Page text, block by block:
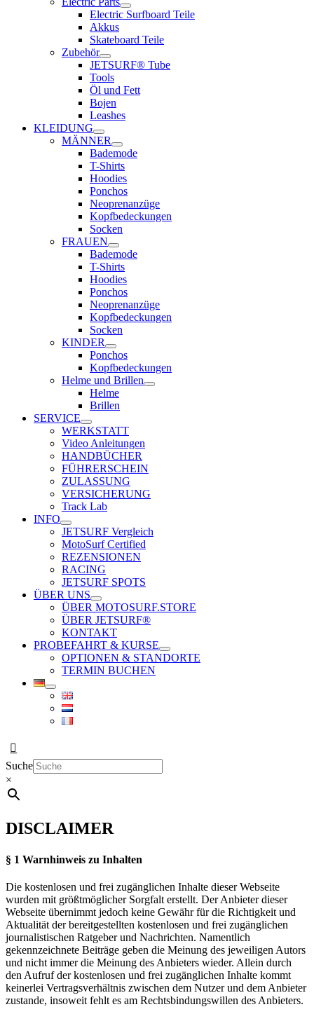
Electric Surfboard Teile
Akkus
Skateboard Teile
Zubehör
JETSURF® Tube
Tools
Öl und Fett
Bojen
Leashes
KLEIDUNG
MÄNNER
Bademode
T-Shirts
Hoodies
Ponchos
Neoprenanzüge
Kopfbedeckungen
Socken
FRAUEN
Bademode
T-Shirts
Hoodies
Ponchos
Neoprenanzüge
Kopfbedeckungen
Socken
KINDER
Ponchos
Kopfbedeckungen
Helme und Brillen
Helme
Brillen
SERVICE
WERKSTATT
Video Anleitungen
HANDBÜCHER
FÜHRERSCHEIN
ZULASSUNG
VERSICHERUNG
Track Lab
INFO
JETSURF Vergleich
MotoSurf Certified
REZENSIONEN
RACING
JETSURF SPOTS
ÜBER UNS
ÜBER MOTOSURF.STORE
ÜBER JETSURF®
KONTAKT
PROBEFAHRT & KURSE
OPTIONEN & STANDORTE
TERMIN BUCHEN
Suche
×
DISCLAIMER
§ 1 Warnhinweis zu Inhalten
Die kostenlosen und frei zugänglichen Inhalte dieser Webseite
wurden mit größtmöglicher Sorgfalt erstellt. Der Anbieter dieser
Webseite übernimmt jedoch keine Gewähr für die Richtigkeit und
Aktualität der bereitgestellten kostenlosen und frei zugänglichen
journalistischen Ratgeber und Nachrichten. Namentlich
gekennzeichnete Beiträge geben die Meinung des jeweiligen Autors
und nicht immer die Meinung des Anbieters wieder. Allein durch
den Aufruf der kostenlosen und frei zugänglichen Inhalte kommt
keinerlei Vertragsverhältnis zwischen dem Nutzer und dem Anbieter
zustande, insoweit fehlt es am Rechtsbindungswillen des Anbieters.